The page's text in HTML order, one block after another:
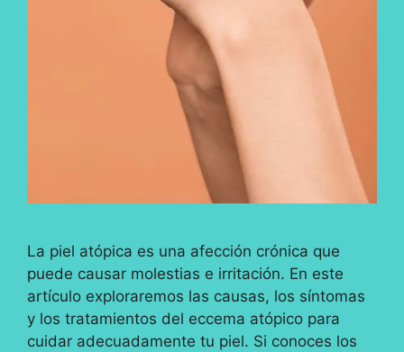
La piel atópica es una afección crónica que
puede causar molestias e irritación. En este
artículo exploraremos las causas, los síntomas
y los tratamientos del eccema atópico para
cuidar adecuadamente tu piel. Si conoces los